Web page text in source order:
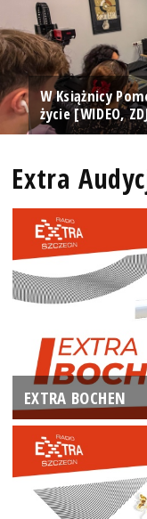
W Książnicy
życie [WIDEO,
Extra
EXTRA BOCHEN